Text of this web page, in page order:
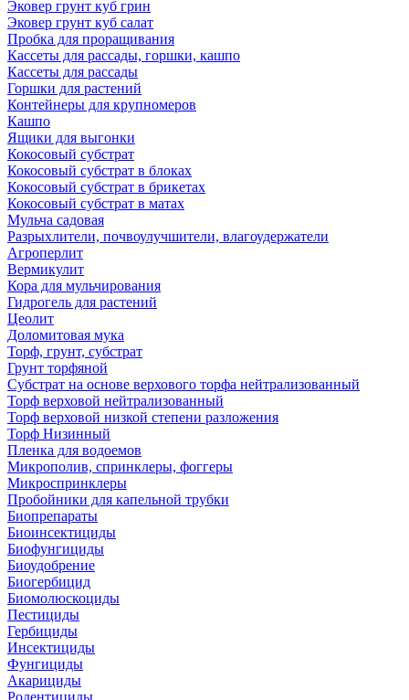
Эковер грунт куб грин
Эковер грунт куб салат
Пробка для проращивания
Кассеты для рассады, горшки, кашпо
Кассеты для рассады
Горшки для растений
Контейнеры для крупномеров
Кашпо
Ящики для выгонки
Кокосовый субстрат
Кокосовый субстрат в блоках
Кокосовый субстрат в брикетах
Кокосовый субстрат в матах
Мульча садовая
Разрыхлители, почвоулучшители, влагоудержатели
Агроперлит
Вермикулит
Кора для мульчирования
Гидрогель для растений
Цеолит
Доломитовая мука
Торф, грунт, субстрат
Грунт торфяной
Субстрат на основе верхового торфа нейтрализованный
Торф верховой нейтрализованный
Торф верховой низкой степени разложения
Торф Низинный
Пленка для водоемов
Микрополив, спринклеры, фоггеры
Микроспринклеры
Пробойники для капельной трубки
Биопрепараты
Биоинсектициды
Биофунгициды
Биоудобрение
Биогербицид
Биомолюскоциды
Пестициды
Гербициды
Инсектициды
Фунгициды
Акарициды
Родентициды